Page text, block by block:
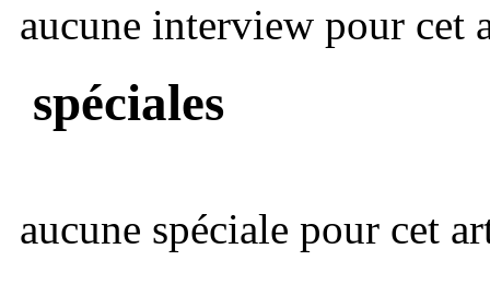
aucune interview pour cet
spéciales
aucune spéciale pour cet